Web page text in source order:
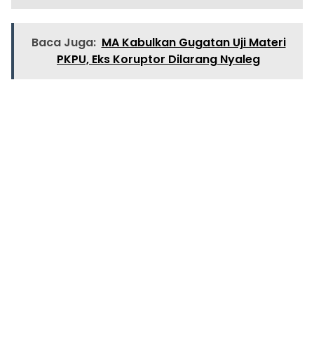
Baca Juga: MA Kabulkan Gugatan Uji Materi
PKPU, Eks Koruptor Dilarang Nyaleg